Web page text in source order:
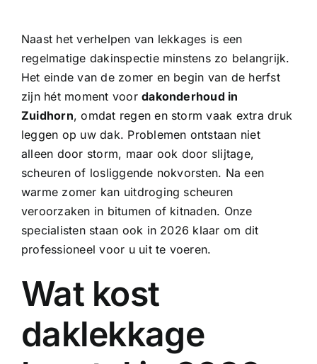
Naast het verhelpen van lekkages is een
regelmatige dakinspectieminstens zo belangrijk.
Het einde van de zomer en begin van de herfst
zijn hét moment voordakonderhoud in
Zuidhorn, omdat regen en storm vaak extra druk
leggen op uw dak. Problemen ontstaan niet
alleen door storm, maar ook door slijtage,
scheuren of losliggende nokvorsten. Na een
warme zomer kan uitdroging scheuren
veroorzaken in bitumen of kitnaden. Onze
specialisten staan ook in 2026 klaar om dit
professioneel voor u uit te voeren.
Wat kost
daklekkage